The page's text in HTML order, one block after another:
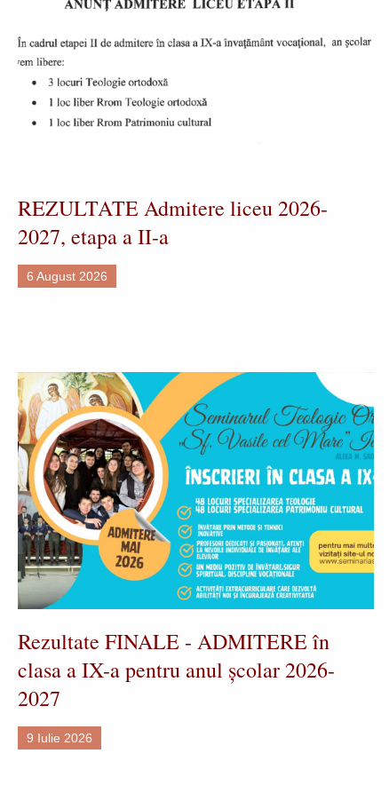
REZULTATE Admitere liceu 2026-
2027, etapa a II-a
6 August 2026
Rezultate FINALE - ADMITERE în
clasa a IX-a pentru anul școlar 2026-
2027
9 Iulie 2026